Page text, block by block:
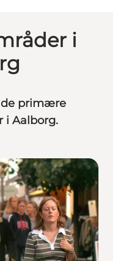
i
de primære
i Aalborg.